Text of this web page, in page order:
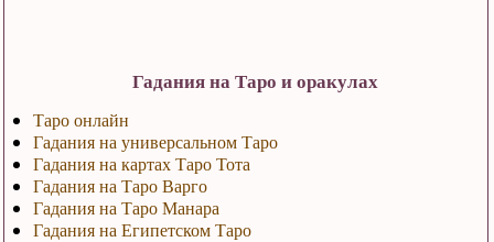
Гадания на Таро и оракулах
Таро онлайн
Гадания на универсальном Таро
Гадания на картах Таро Тота
Гадания на Таро Варго
Гадания на Таро Манара
Гадания на Египетском Таро